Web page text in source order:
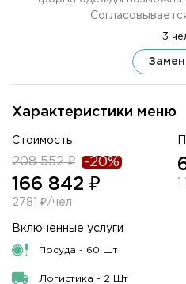
Характеристики меню
Стоимость
208 552 ₽ -20%
166 842 ₽
2781 ₽/чел
Включенные услуги
Посуда - 60 Шт
Логистика - 2 Шт
3